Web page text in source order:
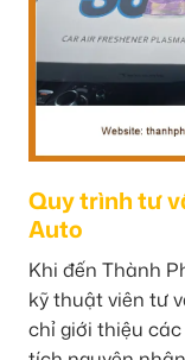
Quy trình tư
Auto
Khi đến Thành
kỹ thuật viên tư
chỉ giới thiệu